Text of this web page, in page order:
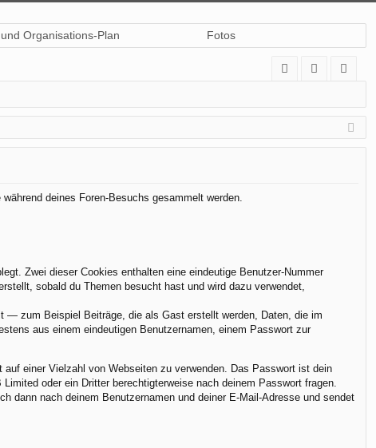
Organisations-Plan Fotos
Q
m
el
ist
rie
deines Foren-Besuchs gesammelt werden.
Zwei dieser Cookies enthalten eine eindeutige Benutzer-Nummer
sobald du Themen besucht hast und wird dazu verwendet,
— zum Beispiel Beiträge, die als Gast erstellt werden, Daten, die im
aus einem eindeutigen Benutzernamen, einem Passwort zur
einer Vielzahl von Webseiten zu verwenden. Das Passwort ist dein
oder ein Dritter berechtigterweise nach deinem Passwort fragen.
dann nach deinem Benutzernamen und deiner E-Mail-Adresse und sendet